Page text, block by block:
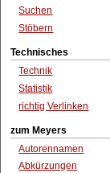
Suchen
Stöbern
Technisches
Technik
Statistik
richtig Verlinken
zum Meyers
Autorennamen
Abkürzungen